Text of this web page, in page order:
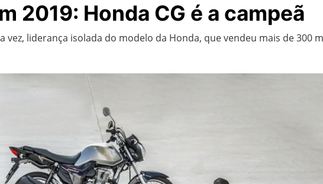
2019: Honda CG é a campeã
liderança isolada do modelo da Honda, que vendeu mais de 300